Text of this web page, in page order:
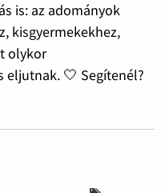
is: az adományok
kisgyermekekhez,
olykor
eljutnak. 🤍 Segítenél?